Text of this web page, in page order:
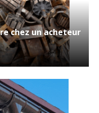
chez un acheteur